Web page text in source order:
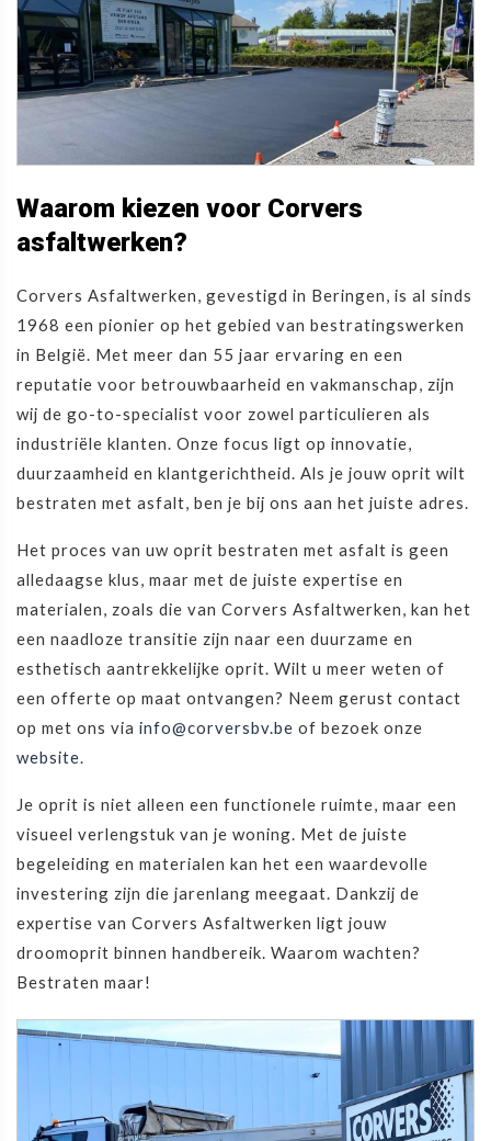
Waarom kiezen voor Corvers
asfaltwerken?
Corvers Asfaltwerken, gevestigd in Beringen, is al sinds
1968 een pionier op het gebied van bestratingswerken
in België. Met meer dan 55 jaar ervaring en een
reputatie voor betrouwbaarheid en vakmanschap, zijn
wij de go-to-specialist voor zowel particulieren als
industriële klanten. Onze focus ligt op innovatie,
duurzaamheid en klantgerichtheid. Als je jouw oprit wilt
bestraten met asfalt, ben je bij ons aan het juiste adres.
Het proces van uw oprit bestraten met asfalt is geen
alledaagse klus, maar met de juiste expertise en
materialen, zoals die van Corvers Asfaltwerken, kan het
een naadloze transitie zijn naar een duurzame en
esthetisch aantrekkelijke oprit. Wilt u meer weten of
een offerte op maat ontvangen? Neem gerust contact
op met ons via info@corversbv.be of bezoek onze
website.
Je oprit is niet alleen een functionele ruimte, maar een
visueel verlengstuk van je woning. Met de juiste
begeleiding en materialen kan het een waardevolle
investering zijn die jarenlang meegaat. Dankzij de
expertise van Corvers Asfaltwerken ligt jouw
droomoprit binnen handbereik. Waarom wachten?
Bestraten maar!